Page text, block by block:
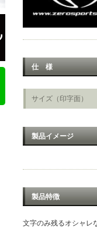
仕 様
サイズ（印字面）
製品イメージ
製品特徴
文字のみ残るオシャレ